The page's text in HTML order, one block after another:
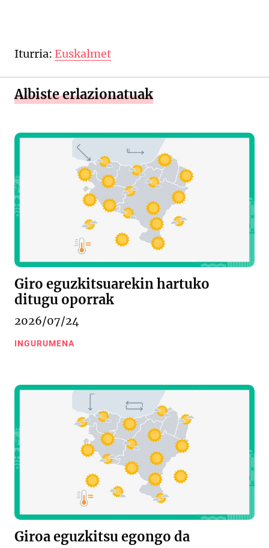
Iturria: Euskalmet
Albiste erlazionatuak
Giro eguzkitsuarekin hartuko
ditugu oporrak
2026/07/24
INGURUMENA
Giroa eguzkitsu egongo da